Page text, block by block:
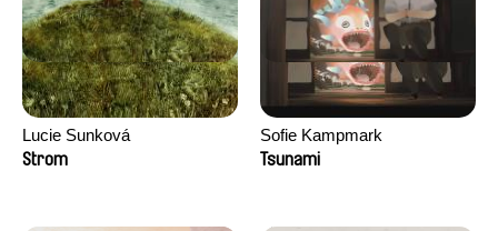
Lucie Sunková
Strom
Sofie Kampmark
Tsunami